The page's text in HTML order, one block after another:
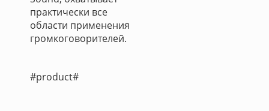
практически все
области применения
громкоговорителей.
#product#